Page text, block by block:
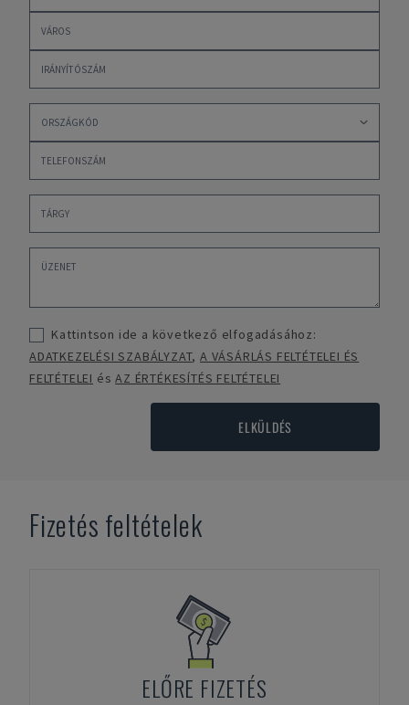
Kattintson ide a következő elfogadásához:
ADATKEZELÉSI SZABÁLYZAT,A VÁSÁRLÁS FELTÉTELEI ÉS
FELTÉTELEI ésAZ ÉRTÉKESÍTÉS FELTÉTELEI
ELKÜLDÉS
Fizetés feltételek
ELŐRE FIZETÉS